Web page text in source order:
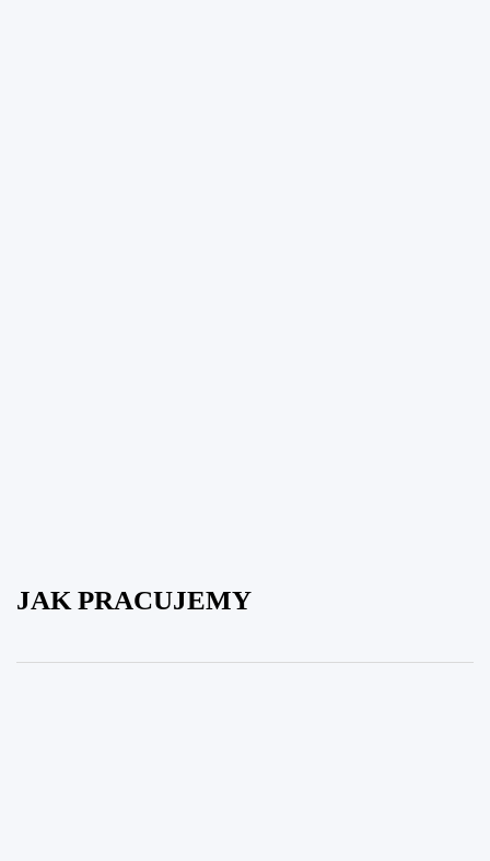
JAK PRACUJEMY